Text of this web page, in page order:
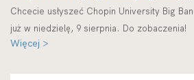
Chcecie usłyszeć Chopin University Big
już w niedzielę, 9 sierpnia. Do zobaczenia!
Więcej >